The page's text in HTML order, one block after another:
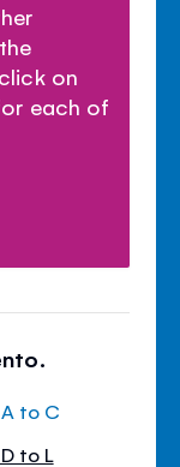
on
each of
to C
to L